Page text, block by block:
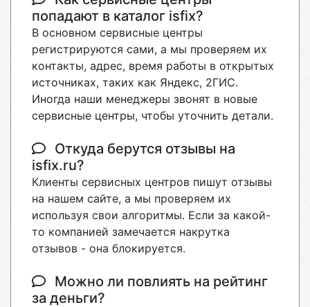
попадают в каталог isfix?
В основном сервисные центры
регистрируются сами, а мы проверяем их
контакты, адрес, время работы в открытых
источниках, таких как Яндекс, 2ГИС.
Иногда наши менеджеры звонят в новые
сервисные центры, чтобы уточнить детали.
Откуда берутся отзывы на
isfix.ru?
Клиенты сервисных центров пишут отзывы
на нашем сайте, а мы проверяем их
используя свои алгоритмы. Если за какой-
то компанией замечается накрутка
отзывов - она блокируется.
Можно ли повлиять на рейтинг
за деньги?